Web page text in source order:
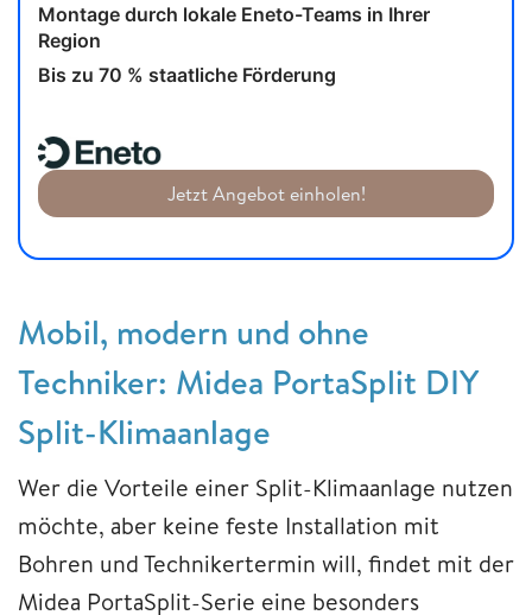
Montage durch lokale Eneto-Teams in Ihrer
Region
Bis zu 70 % staatliche Förderung
Jetzt Angebot einholen!
Mobil, modern und ohne
Techniker: Midea PortaSplit DIY
Split-Klimaanlage
Wer die Vorteile einer Split-Klimaanlage nutzen
möchte, aber keine feste Installation mit
Bohren und Technikertermin will, findet mit der
Midea PortaSplit-Serie eine besonders